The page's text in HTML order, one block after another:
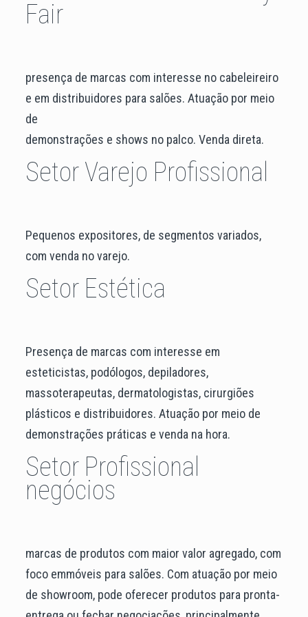
Fair
presença de marcas com interesse no cabeleireiro
e em distribuidores para salões. Atuação por meio
de
demonstrações e shows no palco. Venda direta.
Setor Varejo Profissional
Pequenos expositores, de segmentos variados,
com venda no varejo.
Setor Estética
Presença de marcas com interesse em
esteticistas, podólogos, depiladores,
massoterapeutas, dermatologistas, cirurgiões
plásticos e distribuidores. Atuação por meio de
demonstrações práticas e venda na hora.
Setor Profissional
negócios
marcas de produtos com maior valor agregado, com
foco emmóveis para salões. Com atuação por meio
de showroom, pode oferecer produtos para pronta-